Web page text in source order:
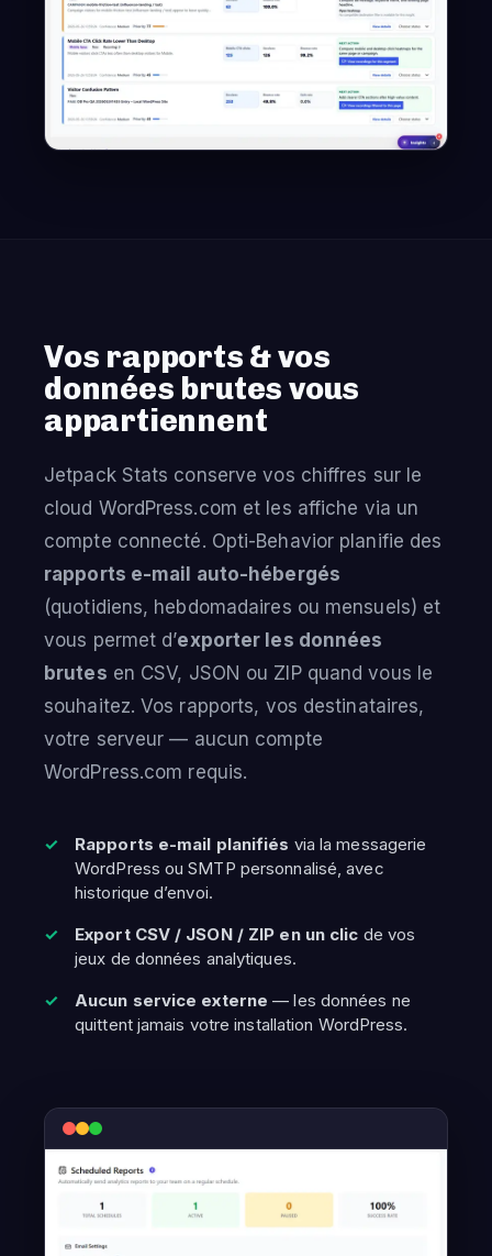
Vos rapports & vos
données brutes vous
appartiennent
Jetpack Stats conserve vos chiffres sur le
cloud WordPress.com et les affiche via un
compte connecté. Opti-Behavior planifie des
rapports e-mail auto-hébergés
(quotidiens, hebdomadaires ou mensuels) et
vous permet d’exporter les données
brutes en CSV, JSON ou ZIP quand vous le
souhaitez. Vos rapports, vos destinataires,
votre serveur — aucun compte
WordPress.com requis.
Rapports e-mail planifiés via la messagerie
WordPress ou SMTP personnalisé, avec
historique d’envoi.
Export CSV / JSON / ZIP en un clic de vos
jeux de données analytiques.
Aucun service externe — les données ne
quittent jamais votre installation WordPress.